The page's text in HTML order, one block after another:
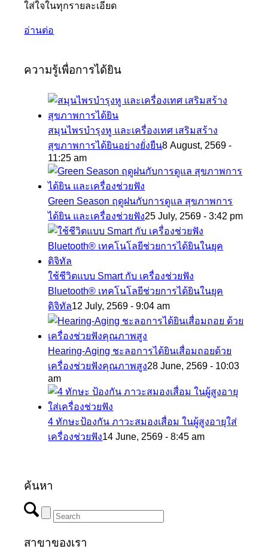
ใส่ใจในทุกรายละเอียด
อ่านต่อ
ความรู้เพื่อการได้ยิน
สมุนไพรบำรุงหู และเครื่องเทศ เสริมสร้าง
สุขภาพการได้ยินอย่างยั่งยืน8 August, 2569 -
11:25 am
Green Season ฤดูฝนกับการดูแล สุขภาพการ
ได้ยิน และเครื่องช่วยฟัง25 July, 2569 - 3:42 pm
ใช้ชีวิตแบบ Smart กับ เครื่องช่วยฟัง
Bluetooth® เทคโนโลยีช่วยการได้ยินในยุค
ดิจิทัล12 July, 2569 - 9:04 am
Hearing-Aging ชะลอการได้ยินเสื่อมถอยด้วย
เครื่องช่วยฟังคุณภาพสูง28 June, 2569 - 10:03
am
4 ทักษะป้องกัน ภาวะสมองเสื่อม ในผู้สูงอายุใส่
เครื่องช่วยฟัง14 June, 2569 - 8:45 am
ค้นหา
สาขาของเรา